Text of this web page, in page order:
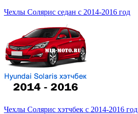
Чехлы Солярис седан с 2014-2016 год
Чехлы Солярис хэтчбек с 2014-2016 год